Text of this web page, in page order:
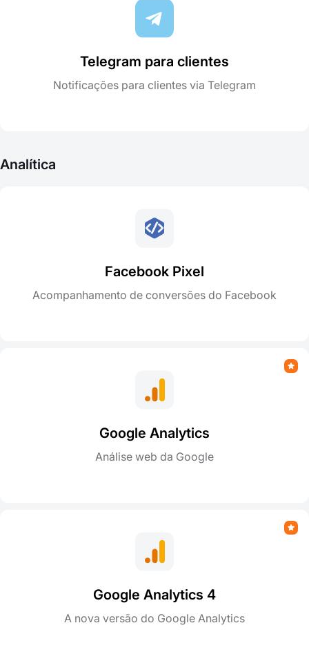
Telegram para clientes
Notificações para clientes via Telegram
Analítica
Facebook Pixel
Acompanhamento de conversões do Facebook
Google Analytics
Análise web da Google
Google Analytics 4
A nova versão do Google Analytics